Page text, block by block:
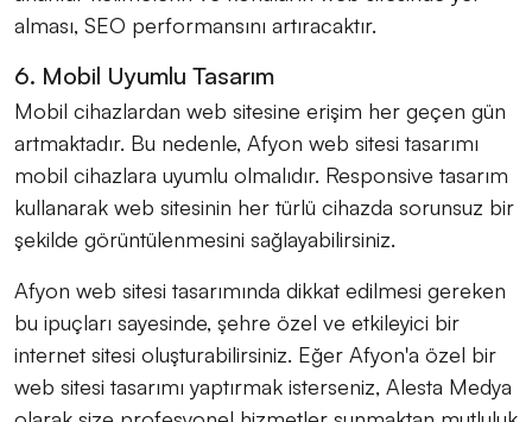
alması, SEO performansını artıracaktır.
6. Mobil Uyumlu Tasarım
Mobil cihazlardan web sitesine erişim her geçen gün
artmaktadır. Bu nedenle, Afyon web sitesi tasarımı
mobil cihazlara uyumlu olmalıdır. Responsive tasarım
kullanarak web sitesinin her türlü cihazda sorunsuz bir
şekilde görüntülenmesini sağlayabilirsiniz.
Afyon web sitesi tasarımında dikkat edilmesi gereken
bu ipuçları sayesinde, şehre özel ve etkileyici bir
internet sitesi oluşturabilirsiniz. Eğer Afyon'a özel bir
web sitesi tasarımı yaptırmak isterseniz, Alesta Medya